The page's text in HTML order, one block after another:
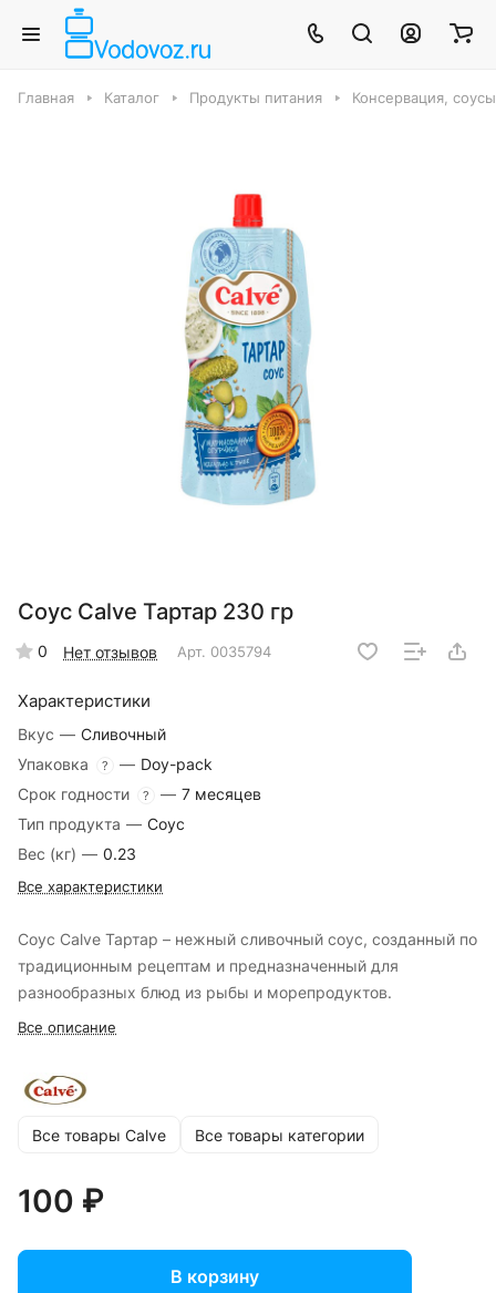
Главная Каталог Продукты питания Консервация,
Соус Calve Тартар 230 гр
0 Нет отзывов Арт. 0035794
Характеристики
Вкус — Сливочный
Упаковка
? — Doy-pack
Срок годности
? — 7 месяцев
Тип продукта — Соус
Вес (кг) — 0.23
Все характеристики
Соус Calve Тартар – нежный сливочный соус, созданный по
традиционным рецептам и предназначенный для
разнообразных блюд из рыбы и морепродуктов.
Все описание
Все товары Calve Все товары категории
100 ₽
В корзину